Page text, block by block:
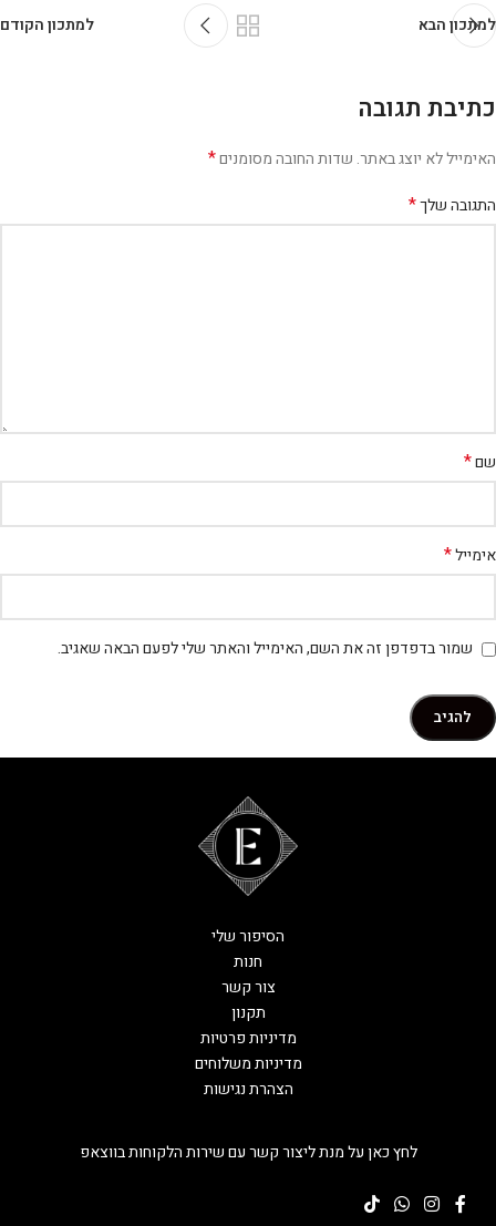
למתכון הבא למתכון הקודם
כתיבת תגובה
האימייל לא יוצג באתר. שדות החובה מסומנים*
התגובה שלך*
שם*
אימייל*
שמור בדפדפן זה את השם, האימייל והאתר שלי לפעם הבאה שאגיב.
לחץ כאן על מנת ליצור קשר עם שירות הלקוחות בווצאפ
הסיפור שלי
חנות
צור קשר
תקנון
מדיניות פרטיות
מדיניות משלוחים
הצהרת נגישות